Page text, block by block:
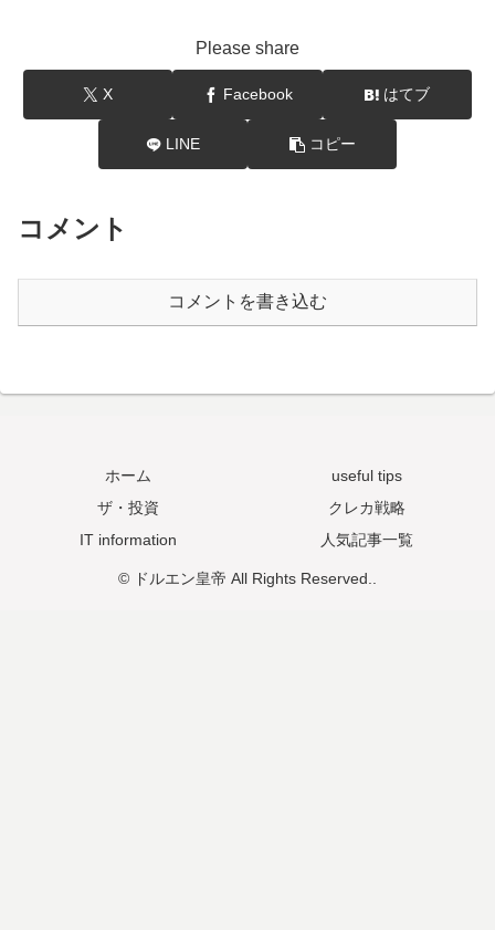
Please share
X Facebook はてブ
LINE コピー
コメント
コメントを書き込む
ホーム
useful tips
ザ・投資
クレカ戦略
IT information
人気記事一覧
© ドルエン皇帝 All Rights Reserved..